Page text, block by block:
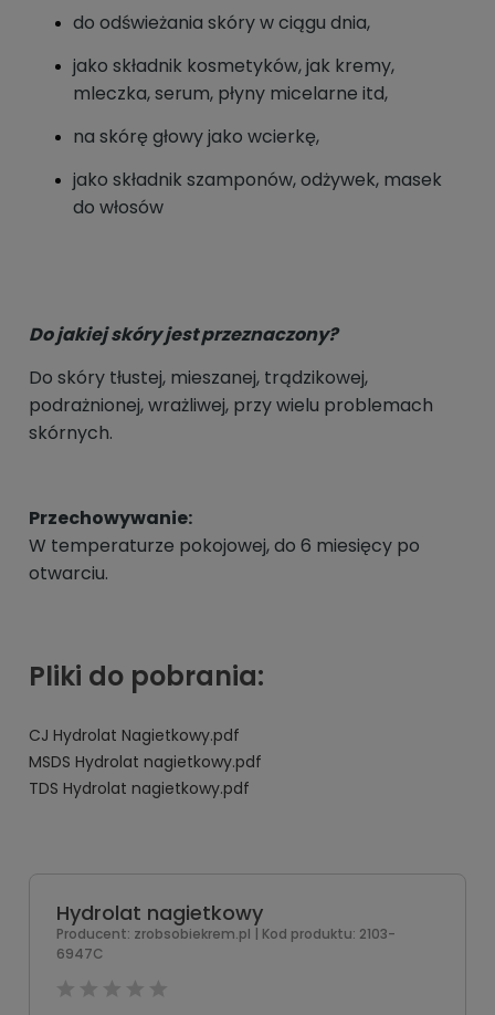
do odświeżania skóry w ciągu dnia,
jako składnik kosmetyków, jak kremy,
mleczka, serum, płyny micelarne itd,
na skórę głowy jako wcierkę,
jako składnik szamponów, odżywek, masek
do włosów
Do jakiej skóry jest przeznaczony?
Do skóry tłustej, mieszanej, trądzikowej,
podrażnionej, wrażliwej, przy wielu problemach
skórnych.
Przechowywanie:
W temperaturze pokojowej, do 6 miesięcy po
otwarciu.
Pliki do pobrania:
CJ Hydrolat Nagietkowy.pdf
MSDS Hydrolat nagietkowy.pdf
TDS Hydrolat nagietkowy.pdf
Hydrolat nagietkowy
Producent: zrobsobiekrem.pl | Kod produktu: 2103-
6947C